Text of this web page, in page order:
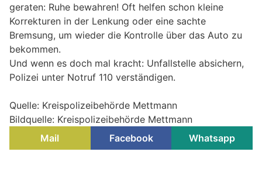
geraten: Ruhe bewahren! Oft helfen schon kleine
Korrekturen in der Lenkung oder eine sachte
Bremsung, um wieder die Kontrolle über das Auto zu
bekommen.
Und wenn es doch mal kracht: Unfallstelle absichern,
Polizei unter Notruf 110 verständigen.
Quelle: Kreispolizeibehörde Mettmann
Bildquelle: Kreispolizeibehörde Mettmann
Mail
Facebook Whatsapp